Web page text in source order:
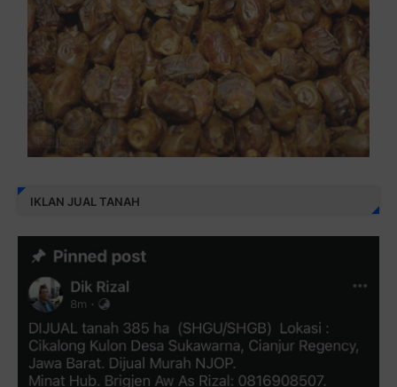
IKLAN JUAL TANAH